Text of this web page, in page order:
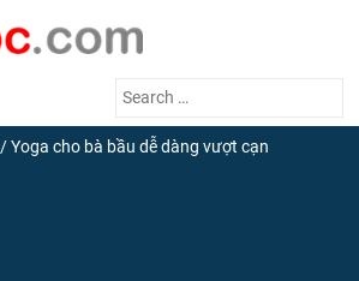
Search
/Yoga cho bà bầu dễ dàng vượt cạn